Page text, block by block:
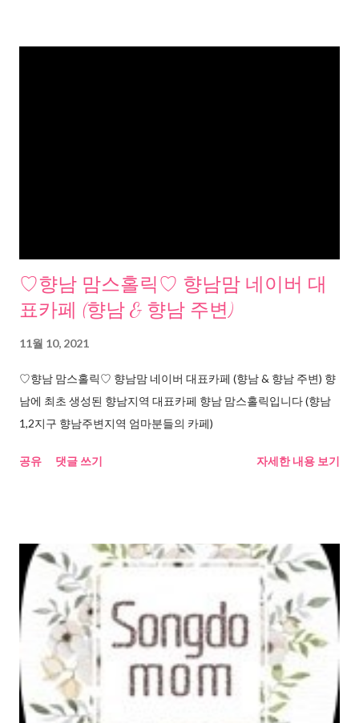
♡향남 맘스홀릭♡ 향남맘 네이버 대
표카페 (향남 & 향남 주변)
11월 10, 2021
♡향남 맘스홀릭♡ 향남맘 네이버 대표카페 (향남 & 향남 주변) 향
남에 최초 생성된 향남지역 대표카페 향남 맘스홀릭입니다 (향남
1,2지구 향남주변지역 엄마분들의 카페)
공유 댓글 쓰기 자세한 내용 보기